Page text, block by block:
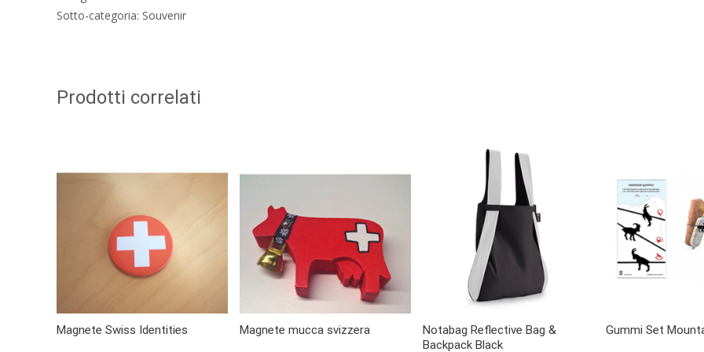
Sotto-categoria: Souvenir
Prodotti correlati
Magnete Swiss Identities Magnete mucca svizzera
Notabag Reflective Bag &
Backpack Black
Gummi Set